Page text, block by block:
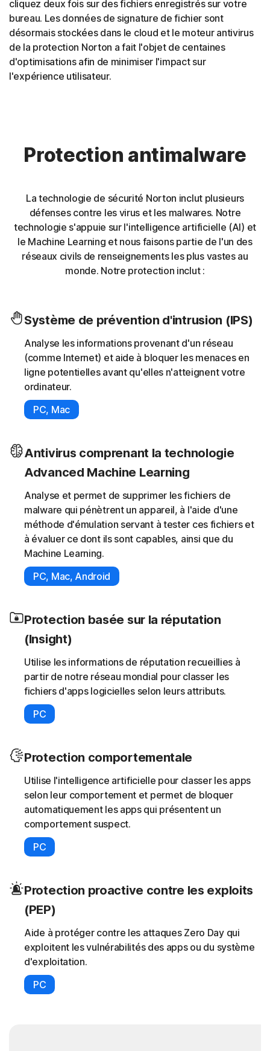
cliquez deux fois sur des fichiers enregistrés sur votre
bureau. Les données de signature de fichier sont
désormais stockées dans le cloud et le moteur antivirus
de la protection Norton a fait l'objet de centaines
d'optimisations afin de minimiser l'impact sur
l'expérience utilisateur.
Protection antimalware
La technologie de sécurité Norton inclut plusieurs
défenses contre les virus et les malwares. Notre
technologie s'appuie sur l'intelligence artificielle (AI) et
le Machine Learning et nous faisons partie de l'un des
réseaux civils de renseignements les plus vastes au
monde. Notre protection inclut :
Système de prévention d'intrusion (IPS)
Analyse les informations provenant d'un réseau
(comme Internet) et aide à bloquer les menaces en
ligne potentielles avant qu'elles n'atteignent votre
ordinateur.
PC, Mac
Antivirus comprenant la technologie
Advanced Machine Learning
Analyse et permet de supprimer les fichiers de
malware qui pénètrent un appareil, à l'aide d'une
méthode d'émulation servant à tester ces fichiers et
à évaluer ce dont ils sont capables, ainsi que du
Machine Learning.
PC, Mac, Android
Protection basée sur la réputation
(Insight)
Utilise les informations de réputation recueillies à
partir de notre réseau mondial pour classer les
fichiers d'apps logicielles selon leurs attributs.
PC
Protection comportementale
Utilise l'intelligence artificielle pour classer les apps
selon leur comportement et permet de bloquer
automatiquement les apps qui présentent un
comportement suspect.
PC
Protection proactive contre les exploits
(PEP)
Aide à protéger contre les attaques Zero Day qui
exploitent les vulnérabilités des apps ou du système
d'exploitation.
PC